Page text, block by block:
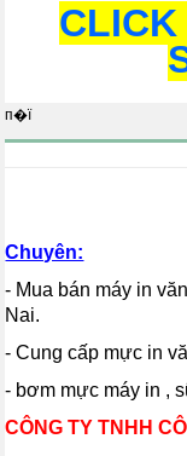
п�ї
Chuyên:
- Mua bán máy in
Nai.
- Cung cấp mực in
- bơm mực máy in ,
CÔNG TY TNHH